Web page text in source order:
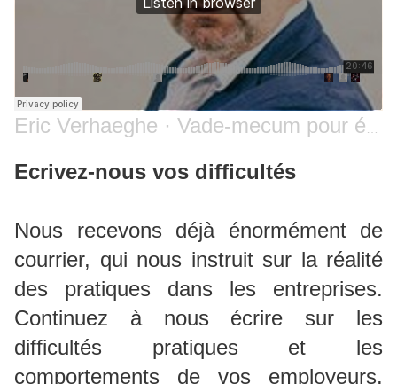
Eric Verhaeghe · Vade-mecum pour éviter la suspension de salaire "passe sanitaire"
Ecrivez-nous vos difficultés
Nous recevons déjà énormément de
courrier, qui nous instruit sur la réalité
des pratiques dans les entreprises.
Continuez à nous écrire sur les
difficultés pratiques et les
comportements de vos employeurs.